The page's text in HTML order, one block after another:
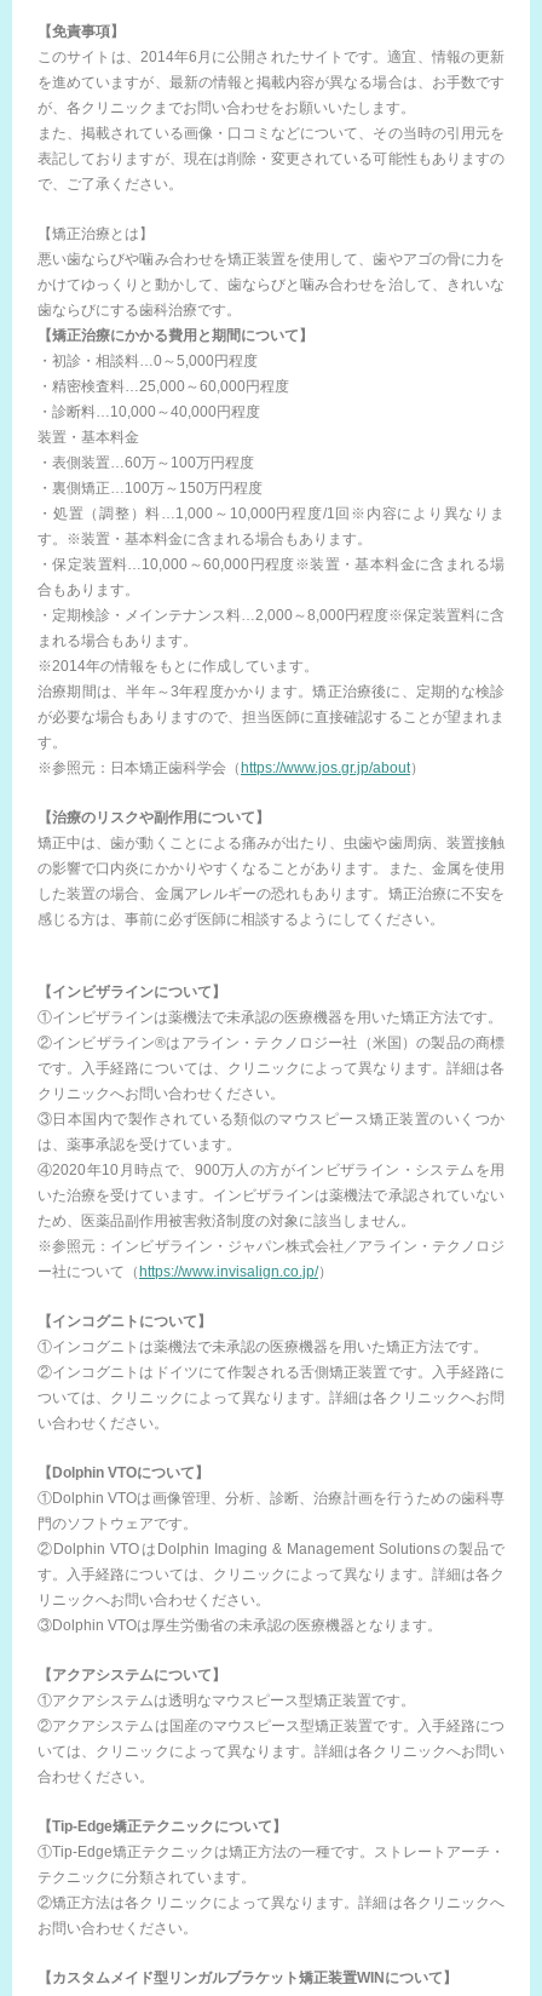
【免責事項】
このサイトは、2014年6月に公開されたサイトです。適宜、情報の更新
を進めていますが、最新の情報と掲載内容が異なる場合は、お手数です
が、各クリニックまでお問い合わせをお願いいたします。
また、掲載されている画像・口コミなどについて、その当時の引用元を
表記しておりますが、現在は削除・変更されている可能性もありますの
で、ご了承ください。
【矯正治療とは】
悪い歯ならびや噛み合わせを矯正装置を使用して、歯やアゴの骨に力を
かけてゆっくりと動かして、歯ならびと噛み合わせを治して、きれいな
歯ならびにする歯科治療です。
【矯正治療にかかる費用と期間について】
・初診・相談料…0～5,000円程度
・精密検査料…25,000～60,000円程度
・診断料…10,000～40,000円程度
装置・基本料金
・表側装置…60万～100万円程度
・裏側矯正…100万～150万円程度
・処置（調整）料…1,000～10,000円程度/1回※内容により異なりま
す。※装置・基本料金に含まれる場合もあります。
・保定装置料…10,000～60,000円程度※装置・基本料金に含まれる場
合もあります。
・定期検診・メインテナンス料…2,000～8,000円程度※保定装置料に含
まれる場合もあります。
※2014年の情報をもとに作成しています。
治療期間は、半年～3年程度かかります。矯正治療後に、定期的な検診
が必要な場合もありますので、担当医師に直接確認することが望まれま
す。
※参照元：日本矯正歯科学会（ https://www.jos.gr.jp/about）
【治療のリスクや副作用について】
矯正中は、歯が動くことによる痛みが出たり、虫歯や歯周病、装置接触
の影響で口内炎にかかりやすくなることがあります。また、金属を使用
した装置の場合、金属アレルギーの恐れもあります。矯正治療に不安を
感じる方は、事前に必ず医師に相談するようにしてください。
【インビザラインについて】
①インビザラインは薬機法で未承認の医療機器を用いた矯正方法です。
②インビザライン®はアライン・テクノロジー社（米国）の製品の商標
です。入手経路については、クリニックによって異なります。詳細は各
クリニックへお問い合わせください。
③日本国内で製作されている類似のマウスピース矯正装置のいくつか
は、薬事承認を受けています。
④2020年10月時点で、900万人の方がインビザライン・システムを用
いた治療を受けています。インビザラインは薬機法で承認されていない
ため、医薬品副作用被害救済制度の対象に該当しません。
※参照元：インビザライン・ジャパン株式会社／アライン・テクノロジ
ー社について（ https://www.invisalign.co.jp/）
【インコグニトについて】
①インコグニトは薬機法で未承認の医療機器を用いた矯正方法です。
②インコグニトはドイツにて作製される舌側矯正装置です。入手経路に
ついては、クリニックによって異なります。詳細は各クリニックへお問
い合わせください。
【Dolphin VTOについて】
①Dolphin VTOは画像管理、分析、診断、治療計画を行うための歯科専
門のソフトウェアです。
②Dolphin VTOはDolphin Imaging & Management Solutionsの製品で
す。入手経路については、クリニックによって異なります。詳細は各ク
リニックへお問い合わせください。
③Dolphin VTOは厚生労働省の未承認の医療機器となります。
【アクアシステムについて】
①アクアシステムは透明なマウスピース型矯正装置です。
②アクアシステムは国産のマウスピース型矯正装置です。入手経路につ
いては、クリニックによって異なります。詳細は各クリニックへお問い
合わせください。
【Tip-Edge矯正テクニックについて】
①Tip-Edge矯正テクニックは矯正方法の一種です。ストレートアーチ・
テクニックに分類されています。
②矯正方法は各クリニックによって異なります。詳細は各クリニックへ
お問い合わせください。
【カスタムメイド型リンガルブラケット矯正装置WINについて】